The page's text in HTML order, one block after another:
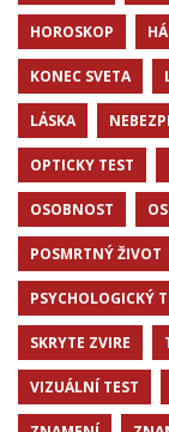
HOROSKOP
KONEC SVETA
LÁSKA
OPTICKY TEST
OSOBNOST
POSMRTNÝ ŽIVOT
PSYCHOLOGICKÝ
SKRYTE ZVIRE
VIZUÁLNÍ TEST